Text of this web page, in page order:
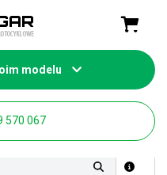
modelu
570 067
Honda